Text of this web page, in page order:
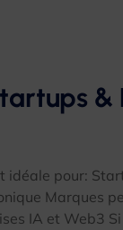
&
idéale pour:
Marques
IA et Web3